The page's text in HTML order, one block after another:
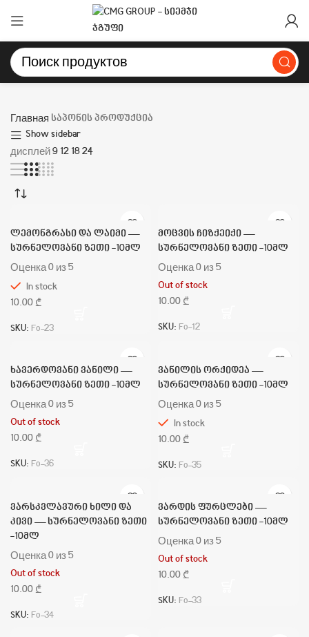
Главная საპონის პროდუქცია
Show sidebar
дисплей9 12 1824
ლემონგრასი და ლაიმი —
სურნელოვანი ზეთი -10მლ
Оценка0 из 5
In stock
₾
SKU: Fo-23
მოცვის ჩიზქეიქი —
სურნელოვანი ზეთი -10მლ
Оценка0 из 5
Out of stock
₾
SKU: Fo-12
ხავერდოვანი ვანილი —
სურნელოვანი ზეთი -10მლ
Оценка0 из 5
Out of stock
₾
SKU: Fo-36
ვანილის ორქიდეა —
სურნელოვანი ზეთი -10მლ
Оценка0 из 5
In stock
₾
SKU: Fo-35
ვარსკვლავური ხილი და
კივი — სურნელოვანი ზეთი
-10მლ
Оценка0 из 5
Out of stock
₾
SKU: Fo-34
ვარდის ფურცლები —
სურნელოვანი ზეთი -10მლ
Оценка0 из 5
Out of stock
₾
SKU: Fo-33